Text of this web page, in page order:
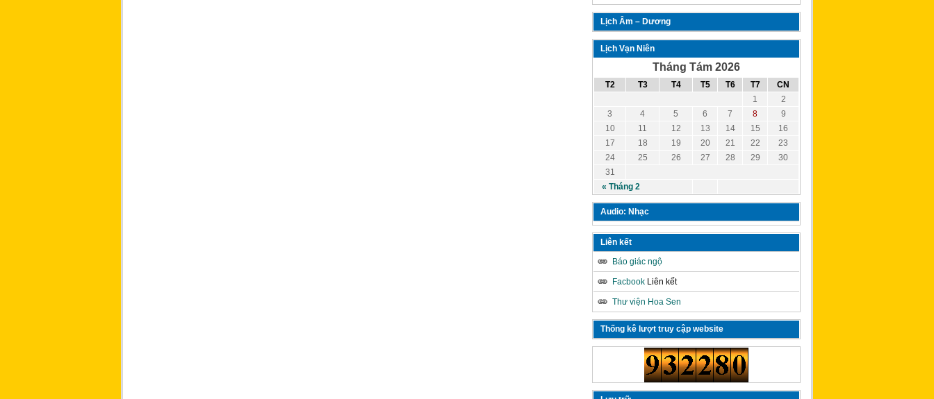
Lịch Âm – Dương
Lịch Vạn Niên
Tháng Tám 2026
T2 T3 T4 T5 T6 T7 CN
« Tháng 2
1
2
3
4 5 6 7 8
9
10
11 12 13 14 15
16
17
18 19 20 21 22
23
24
25 26 27 28 29
30
31
Audio: Nhạc
Liên kết
Báo giác ngộ
Facbook Liên kết
Thư viện Hoa Sen
Thống kê lượt truy cập website